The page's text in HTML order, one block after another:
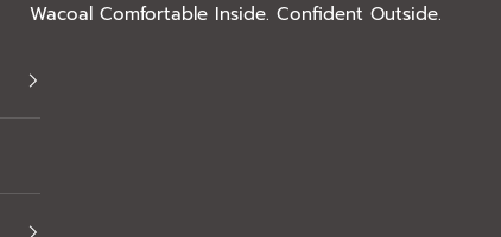
Wacoal Comfortable Inside. Confident Outside.